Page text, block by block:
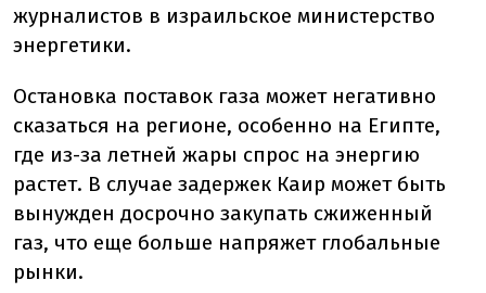
журналистов в израильское министерство
энергетики.
Остановка поставок газа может негативно
сказаться на регионе, особенно на Египте,
где из-за летней жары спрос на энергию
растет. В случае задержек Каир может быть
вынужден досрочно закупать сжиженный
газ, что еще больше напряжет глобальные
рынки.